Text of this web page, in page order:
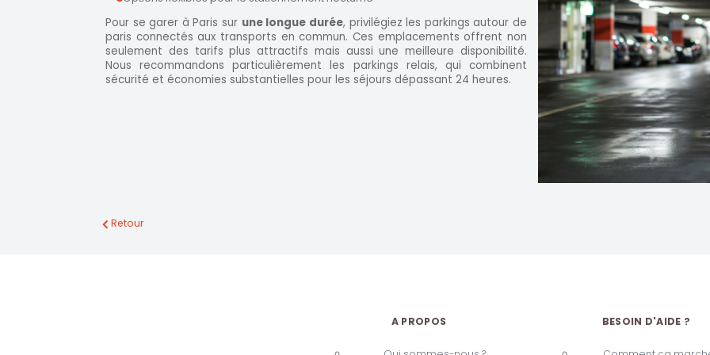
Pour se garer à Paris sur une longue durée, privilégiez les parkings autour de
paris connectés aux transports en commun. Ces emplacements offrent non
seulement des tarifs plus attractifs mais aussi une meilleure disponibilité.
Nous recommandons particulièrement les parkings relais, qui combinent
sécurité et économies substantielles pour les séjours dépassant 24 heures.
Retour
A PROPOS BESOIN D'AIDE ?